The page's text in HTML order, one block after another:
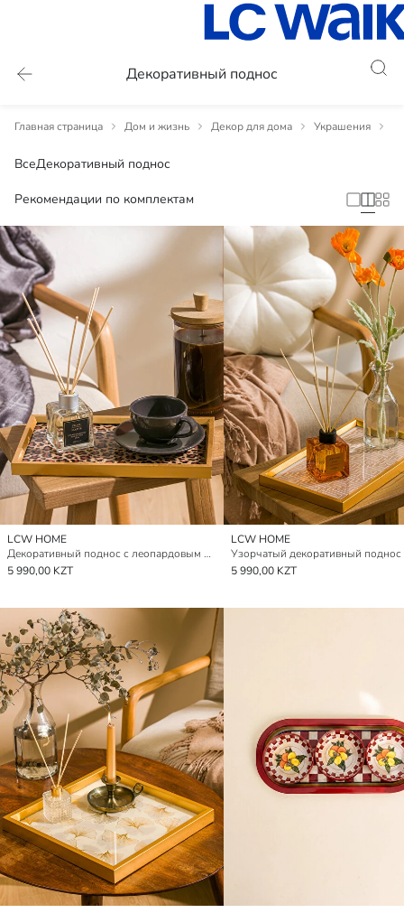
Декоративный поднос
Главная страница Дом и жизнь Декор для дома Украшения
ВсеДекоративный поднос
Рекомендации по комплектам
LCW HOME
Декоративный поднос с леопардовым принтом 30 см
5 990,00 KZT
LCW HOME
5 990,00 KZT